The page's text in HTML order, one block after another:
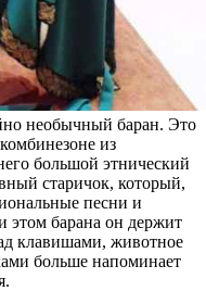
необычный баран. Это
из
большой этнический
старичок, который,
песни и
этом барана он держит
клавишами, животное
больше напоминает